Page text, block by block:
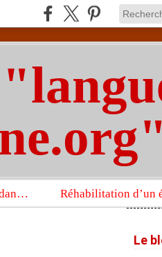
Les langues de France dans un imposant ouvrage sur la langue française que publient les Presses universitaires d’Oxford
Le